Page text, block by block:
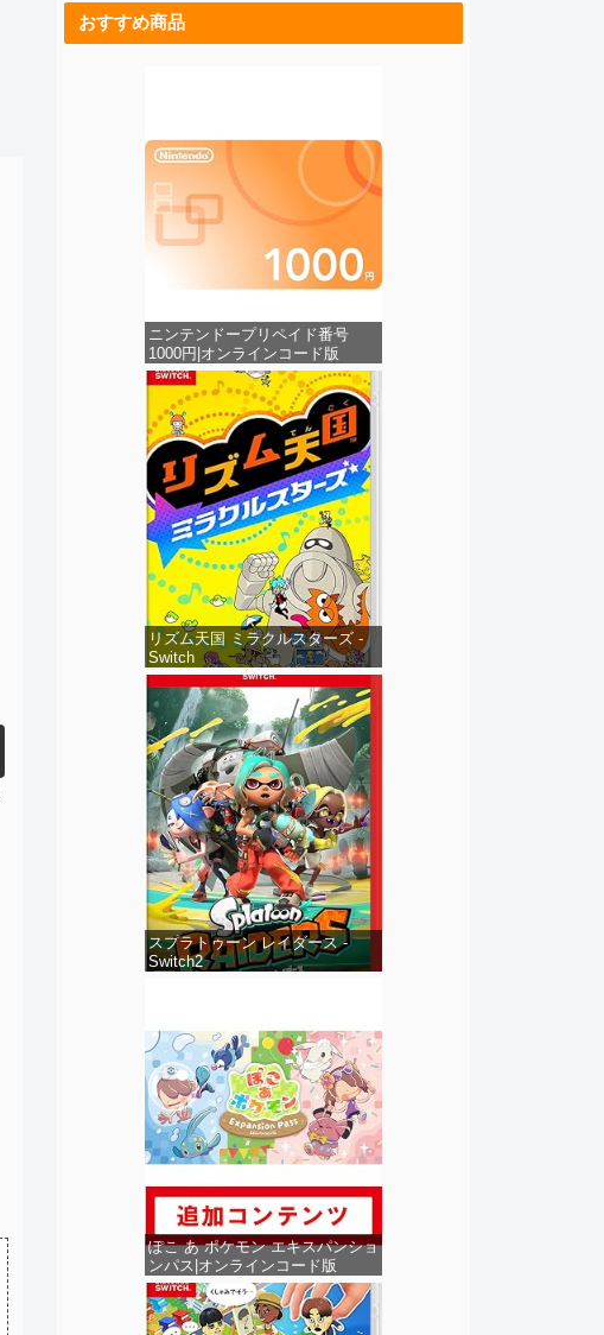
おすすめ商品
ニンテンドープリペイド番号
1000円|オンラインコード版
リズム天国 ミラクルスターズ -
Switch
スプラトゥーン レイダース -
Switch2
ぽこ あ ポケモン エキスパンショ
ンパス|オンラインコード版